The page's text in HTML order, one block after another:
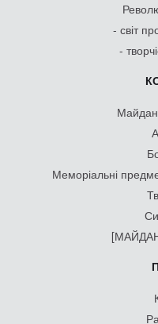
- світ
-
Меморіальні